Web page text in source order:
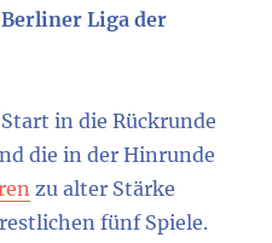
Liga der
in die Rückrunde
die in der Hinrunde
zu alter Stärke
fünf Spiele.